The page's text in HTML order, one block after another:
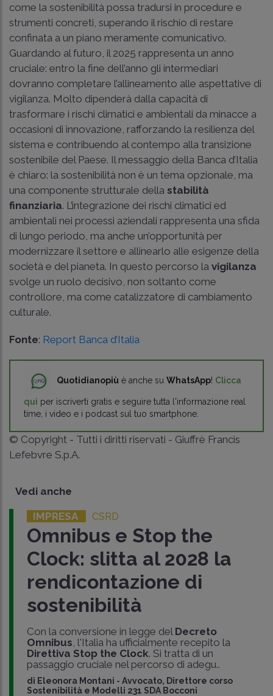
come la sostenibilità possa tradursi in procedure e
strumenti concreti, superando il rischio di restare
confinata a un piano meramente comunicativo.
Guardando al futuro, il 2025 rappresenta un anno
cruciale: entro la fine dell’anno gli intermediari
dovranno completare l’allineamento alle aspettative di
vigilanza. Molto dipenderà dalla capacità di
trasformare i rischi climatici e ambientali da minacce a
occasioni di innovazione, rafforzando la resilienza del
sistema e contribuendo al contempo alla transizione
sostenibile del Paese. Il messaggio della Banca d’Italia
è chiaro: la sostenibilità non è un tema opzionale, ma
una componente strutturale della stabilità
finanziaria. L’integrazione dei rischi climatici ed
ambientali nei processi aziendali rappresenta una sfida
di lungo periodo, ma anche un’opportunità per
modernizzare il settore e allinearlo alle esigenze della
società e del pianeta. In questo percorso la vigilanza
svolge un ruolo decisivo, non soltanto come
controllore, ma come catalizzatore di cambiamento
culturale.
Fonte: Report Banca d’Italia
Quotidianopiù è anche su WhatsApp! Clicca
qui per iscriverti gratis e seguire tutta l'informazione real
time, i video e i podcast sul tuo smartphone.
© Copyright - Tutti i diritti riservati - Giuffrè Francis
Lefebvre S.p.A.
Vedi anche
IMPRESA CSRD
Omnibus e Stop the
Clock: slitta al 2028 la
rendicontazione di
sostenibilità
Con la conversione in legge del Decreto
Omnibus , l'Italia ha ufficialmente recepito la
Direttiva Stop the Clock. Si tratta di un
passaggio cruciale nel percorso di adegu..
di Eleonora Montani - Avvocato, Direttore corso
Sostenibilità e Modelli 231 SDA Bocconi